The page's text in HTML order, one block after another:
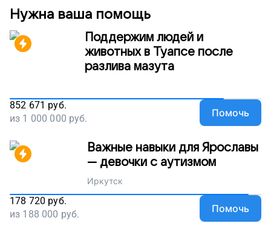
Нужна ваша помощь
Поддержим людей и
животных в Туапсе после
разлива мазута
852 671 руб.
из 1 000 000 руб. Помочь
Важные навыки для Ярославы
— девочки с аутизмом
Иркутск
178 720 руб.
из 188 000 руб. Помочь